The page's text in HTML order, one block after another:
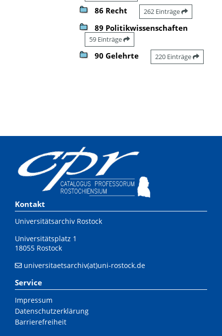
86 Recht 262 Einträge
89 Politikwissenschaften
59 Einträge
90 Gelehrte 220 Einträge
Kontakt
Universitätsarchiv Rostock
Universitätsplatz 1
18055 Rostock
universitaetsarchiv(at)uni-rostock.de
Service
Impressum
Datenschutzerklärung
Barrierefreiheit